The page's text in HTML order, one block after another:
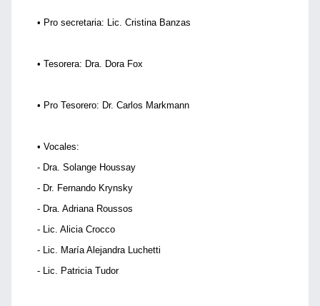
• Pro secretaria: Lic. Cristina Banzas
• Tesorera: Dra. Dora Fox
• Pro Tesorero: Dr. Carlos Markmann
• Vocales:
- Dra. Solange Houssay
- Dr. Fernando Krynsky
- Dra. Adriana Roussos
- Lic. Alicia Crocco
- Lic. María Alejandra Luchetti
- Lic. Patricia Tudor